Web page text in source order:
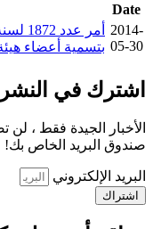
Date
2014-
05-30 بتسمية أعضاء
اشترك في
الأخبار الجيدة فقط ،
صندوق البريد الخاص بك!
البريد الإلكتروني
اشتراك